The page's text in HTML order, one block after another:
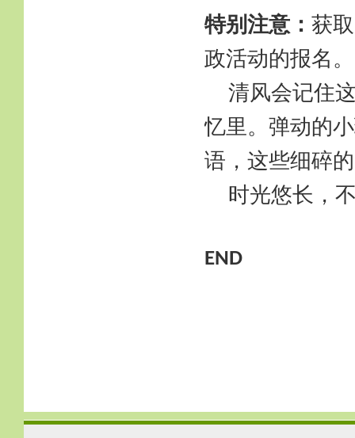
特别注意： 获
政活动的报名。
清风会记住
忆里。弹动的
语，这些细碎
时光悠长，
END